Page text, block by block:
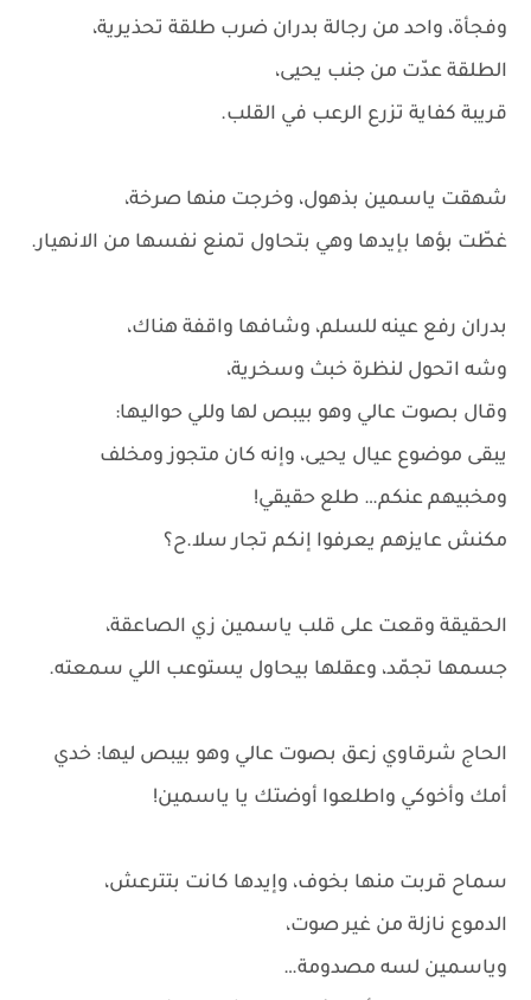
وفجأة، واحد من رجالة بدران ضرب طلقة تحذيرية،
الطلقة عدّت من جنب يحيى،
قريبة كفاية تزرع الرعب في القلب.
شهقت ياسمين بذهول، وخرجت منها صرخة،
غطّت بؤها بإيدها وهي بتحاول تمنع نفسها من الانهيار.
بدران رفع عينه للسلم، وشافها واقفة هناك،
وشه اتحول لنظرة خبث وسخرية،
وقال بصوت عالي وهو بيبص لها وللي حواليها:
يبقى موضوع عيال يحيى، وإنه كان متجوز ومخلف
ومخبيهم عنكم… طلع حقيقي!
مكنش عايزهم يعرفوا إنكم تجار سلا.ح؟
الحقيقة وقعت على قلب ياسمين زي الصاعقة،
جسمها تجمّد، وعقلها بيحاول يستوعب اللي سمعته.
الحاج شرقاوي زعق بصوت عالي وهو بيبص ليها: خدي
أمك وأخوكي واطلعوا أوضتك يا ياسمين!
سماح قربت منها بخوف، وإيدها كانت بتترعش،
الدموع نازلة من غير صوت،
وياسمين لسه مصدومة…